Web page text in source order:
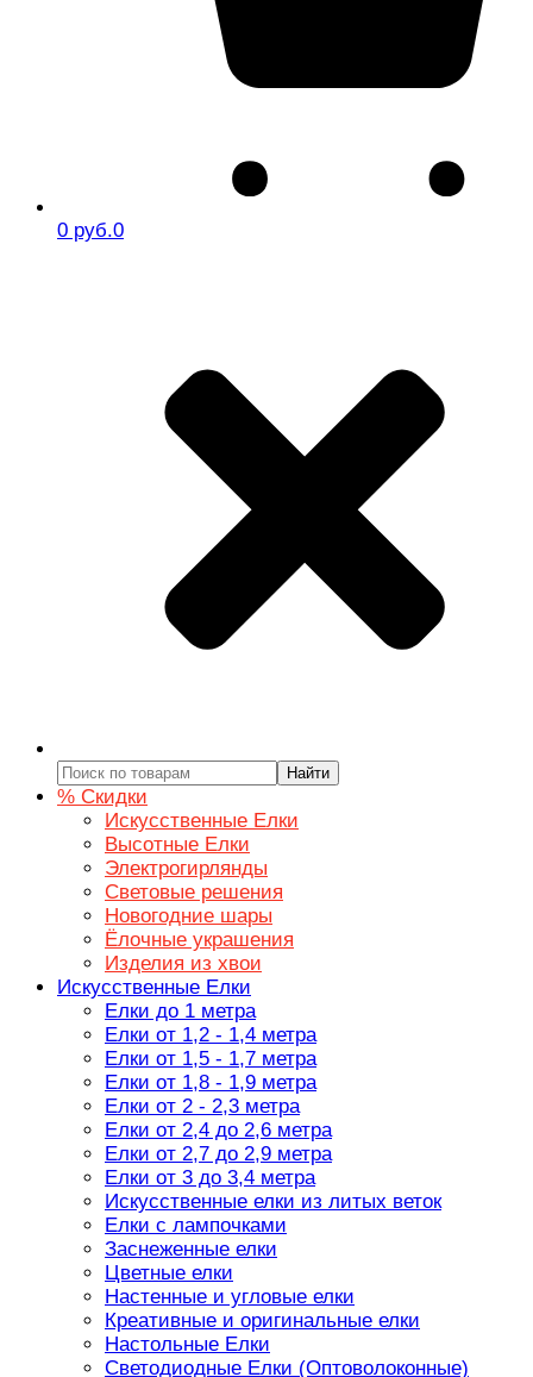
0 руб.0
Найти
% Скидки
Искусственные Елки
Высотные Елки
Электрогирлянды
Световые решения
Новогодние шары
Ёлочные украшения
Изделия из хвои
Искусственные Елки
Елки до 1 метра
Елки от 1,2 - 1,4 метра
Елки от 1,5 - 1,7 метра
Елки от 1,8 - 1,9 метра
Елки от 2 - 2,3 метра
Елки от 2,4 до 2,6 метра
Елки от 2,7 до 2,9 метра
Елки от 3 до 3,4 метра
Искусственные елки из литых веток
Елки с лампочками
Заснеженные елки
Цветные елки
Настенные и угловые елки
Креативные и оригинальные елки
Настольные Елки
Светодиодные Елки (Оптоволоконные)